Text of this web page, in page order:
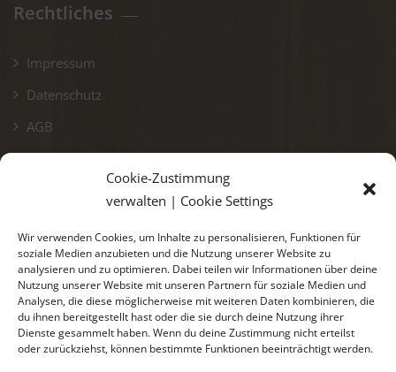
Cookie-Zustimmung
verwalten | Cookie Settings
Wir verwenden Cookies, um Inhalte zu personalisieren, Funktionen für
soziale Medien anzubieten und die Nutzung unserer Website zu
analysieren und zu optimieren. Dabei teilen wir Informationen über deine
Nutzung unserer Website mit unseren Partnern für soziale Medien und
Analysen, die diese möglicherweise mit weiteren Daten kombinieren, die
du ihnen bereitgestellt hast oder die sie durch deine Nutzung ihrer
Dienste gesammelt haben. Wenn du deine Zustimmung nicht erteilst
oder zurückziehst, können bestimmte Funktionen beeinträchtigt werden.
Rechtliches
Impressum
Datenschutz
AGB
Widerruf
Menü
Kontaktmöglichkeiten
Wunschliste anzeigen